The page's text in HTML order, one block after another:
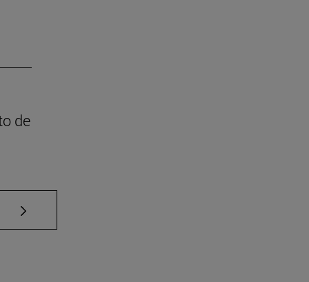
de
TAB para desplazarse.